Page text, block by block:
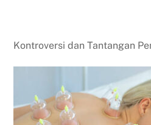
Kontroversi dan Tantangan